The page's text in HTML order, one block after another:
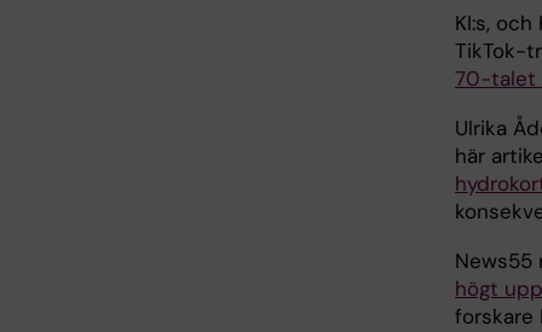
KI:s,
TikTok-
70-talet
Ulrika
här
högt
forskare